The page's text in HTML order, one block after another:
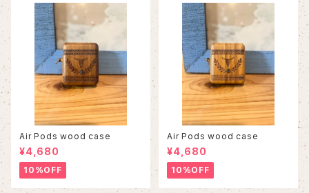
Air Pods wood case
¥4,680
10%OFF
Air Pods wood case
¥4,680
10%OFF